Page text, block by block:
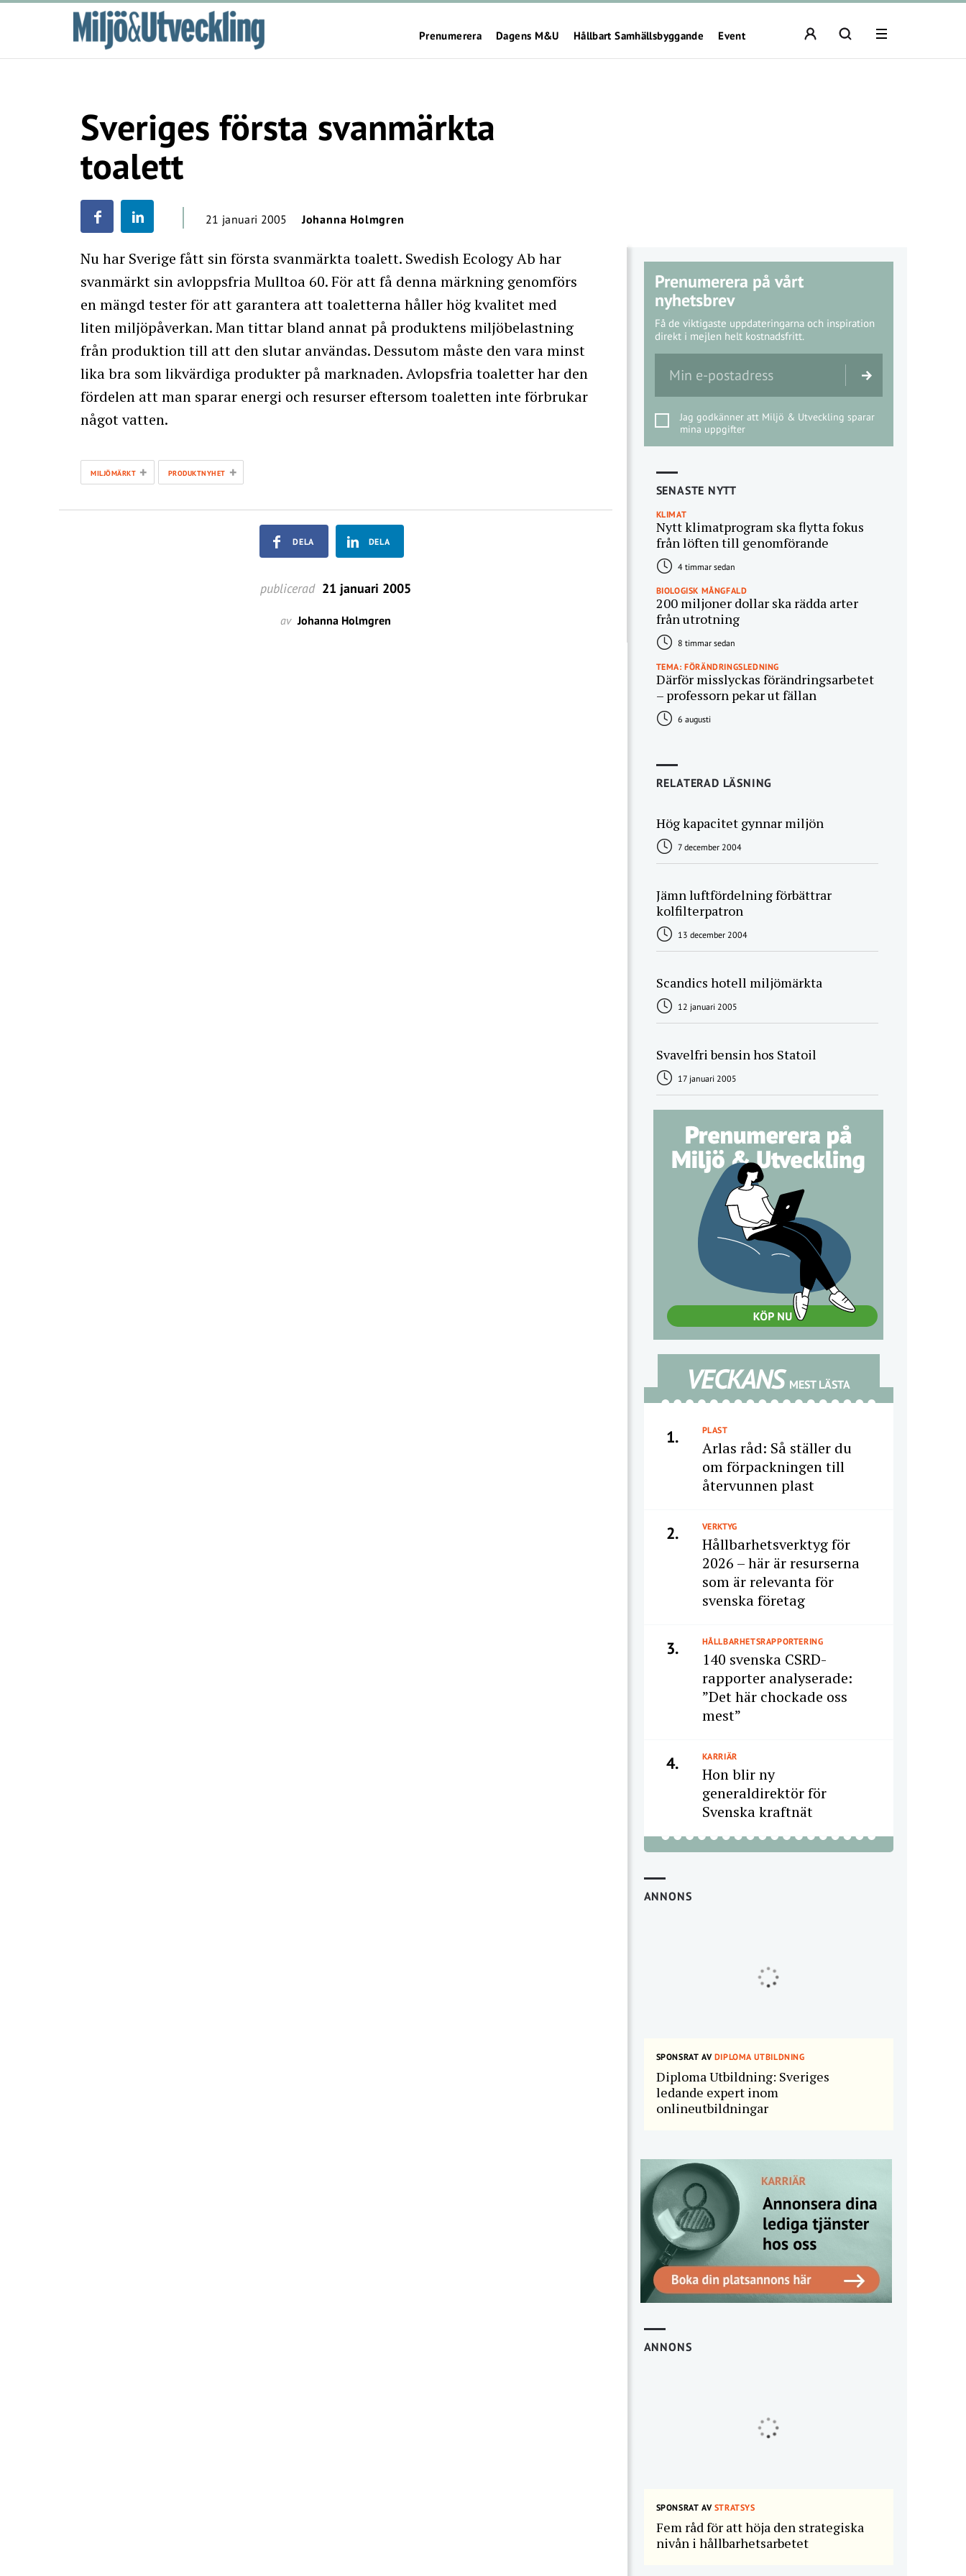
Prenumerera Dagens M&U Hållbart Samhällsbyggande Event
Sveriges första svanmärkta
toalett
21 januari 2005 Johanna Holmgren
Nu har Sverige fått sin första svanmärkta toalett. Swedish Ecology Ab har
svanmärkt sin avloppsfria Mulltoa 60. För att få denna märkning genomförs
en mängd tester för att garantera att toaletterna håller hög kvalitet med
liten miljöpåverkan. Man tittar bland annat på produktens miljöbelastning
från produktion till att den slutar användas. Dessutom måste den vara minst
lika bra som likvärdiga produkter på marknaden. Avlopsfria toaletter har den
fördelen att man sparar energi och resurser eftersom toaletten inte förbrukar
något vatten.
MILJÖMÄRKT + PRODUKTNYHET +
DELA DELA
publicerad 21 januari 2005
av Johanna Holmgren
Prenumerera på vårt
nyhetsbrev
Få de viktigaste uppdateringarna och inspiration
direkt i mejlen helt kostnadsfritt.
Jag godkänner att Miljö & Utveckling sparar
mina uppgifter
SENASTE NYTT
KLIMAT
Nytt klimatprogram ska flytta fokus
från löften till genomförande
4 timmar sedan
BIOLOGISK MÅNGFALD
200 miljoner dollar ska rädda arter
från utrotning
8 timmar sedan
TEMA: FÖRÄNDRINGSLEDNING
Därför misslyckas förändringsarbetet
– professorn pekar ut fällan
6 augusti
RELATERAD LÄSNING
Hög kapacitet gynnar miljön
7 december 2004
Jämn luftfördelning förbättrar
kolfilterpatron
13 december 2004
Scandics hotell miljömärkta
12 januari 2005
Svavelfri bensin hos Statoil
17 januari 2005
VECKANS MEST LÄSTA
1. PLAST
Arlas råd: Så ställer du
om förpackningen till
återvunnen plast
2. VERKTYG
Hållbarhetsverktyg för
2026 – här är resurserna
som är relevanta för
svenska företag
3. HÅLLBARHETSRAPPORTERING
140 svenska CSRD-
rapporter analyserade:
”Det här chockade oss
mest”
4. KARRIÄR
Hon blir ny
generaldirektör för
Svenska kraftnät
ANNONS
SPONSRAT AVDIPLOMA UTBILDNING
Diploma Utbildning: Sveriges
ledande expert inom
onlineutbildningar
ANNONS
SPONSRAT AVSTRATSYS
Fem råd för att höja den strategiska
nivån i hållbarhetsarbetet